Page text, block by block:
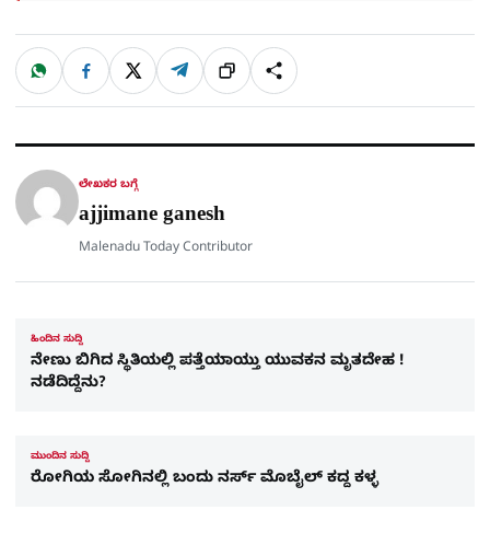
ಹಂಚಿಕೊಳ್ಳಿ
W
a
t
p
F
c
e
k
X T
l
e
m
ಲಿಂ
ಕ್
S
h
a
ಲೇಖಕರ ಬಗ್ಗೆ
ajjimane ganesh
Malenadu Today Contributor
ಹಿಂದಿನ ಸುದ್ದಿ
ನೇಣು ಬಿಗಿದ ಸ್ಥಿತಿಯಲ್ಲಿ ಪತ್ತೆಯಾಯ್ತು ಯುವಕನ ಮೃತದೇಹ !
ನಡೆದಿದ್ದೆನು?
ಮುಂದಿನ ಸುದ್ದಿ
ರೋಗಿಯ ಸೋಗಿನಲ್ಲಿ ಬಂದು ನರ್ಸ್ ಮೊಬೈಲ್ ಕದ್ದ ಕಳ್ಳ